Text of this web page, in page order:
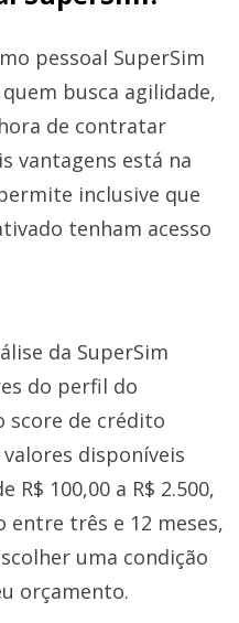
pessoal SuperSim
busca agilidade,
de contratar
vantagens está na
inclusive que
tenham acesso
da SuperSim
do perfil do
score de crédito
disponíveis
100,00 a R$ 2.500,
entre três e 12 meses,
uma condição
orçamento.